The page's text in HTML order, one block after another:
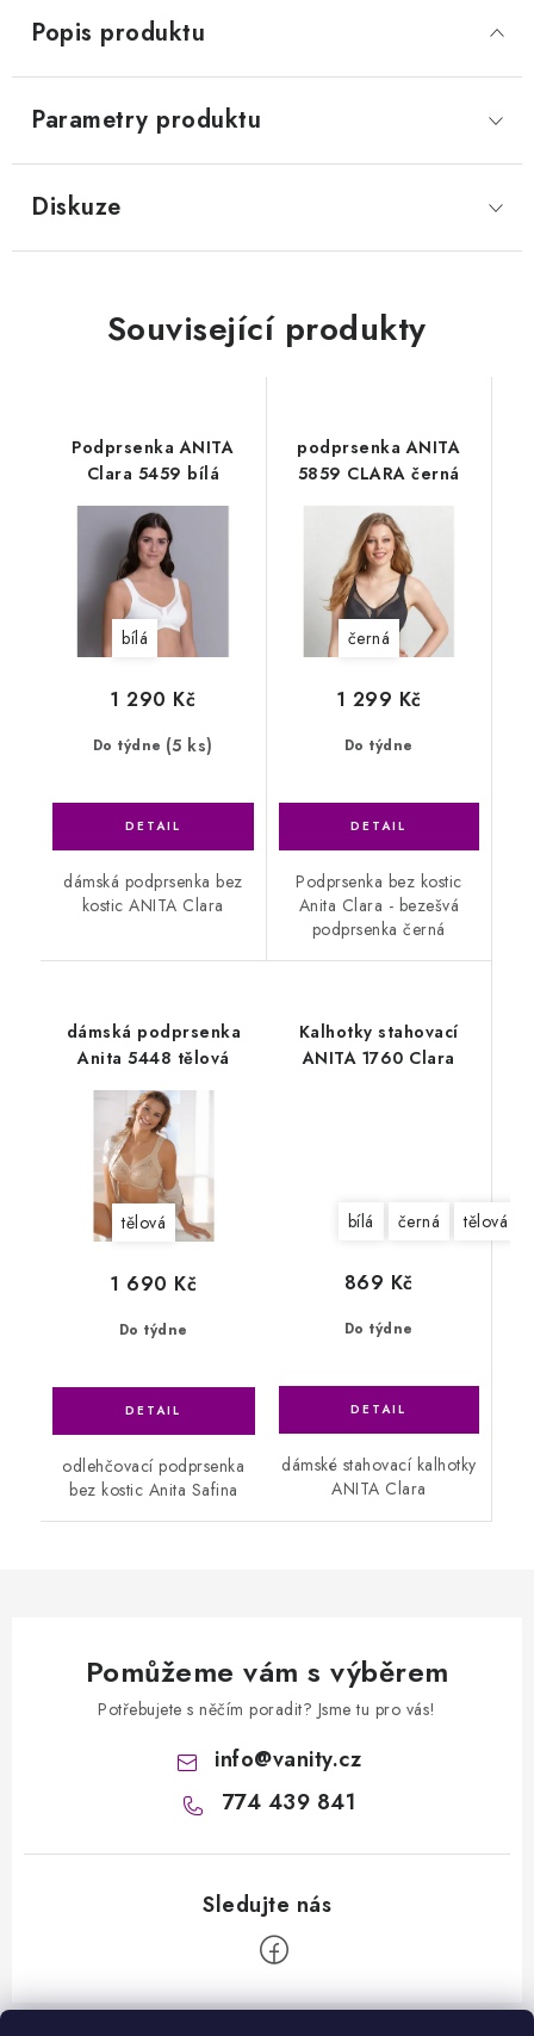
Popis produktu
Parametry produktu
Diskuze
Související produkty
Podprsenka ANITA
Clara 5459 bílá
bílá
Do týdne (5 ks)
1 290 Kč
dámská podprsenka bez
kostic ANITA Clara
podprsenka ANITA
5859 CLARA černá
černá
Do týdne
1 299 Kč
Podprsenka bez kostic
Anita Clara - bezešvá
podprsenka černá
dámská podprsenka
Anita 5448 tělová
tělová
Do týdne
1 690 Kč
odlehčovací podprsenka
bez kostic Anita Safina
Kalhotky stahovací
ANITA 1760 Clara
bílá černá tělová
Do týdne
869 Kč
dámské stahovací kalhotky
ANITA Clara
Pomůžeme vám s výběrem
Potřebujete s něčím poradit? Jsme tu pro vás!
info@vanity.cz
774 439 841
Z